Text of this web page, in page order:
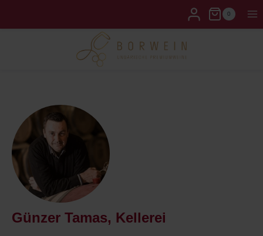
0
Günzer Tamas, Kellerei